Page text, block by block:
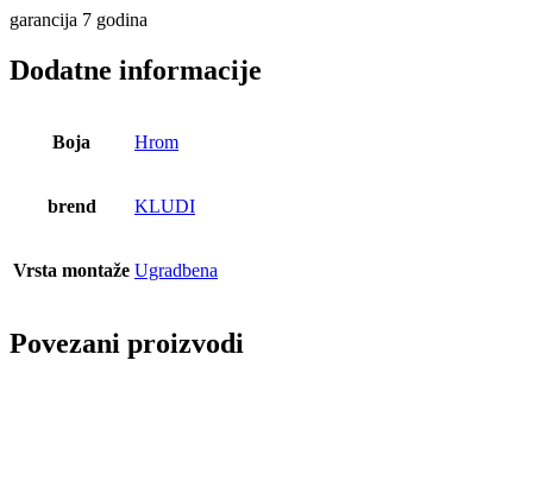
garancija 7 godina
Dodatne informacije
Boja Hrom
brend KLUDI
Vrsta montaže Ugradbena
Povezani proizvodi